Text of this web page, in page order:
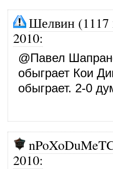
Шелвин (1117
2010:
@Павел
обыграет Кои
обыграет. 2-0
2010: